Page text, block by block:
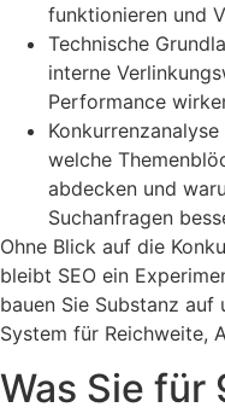
funktionieren und
Technische
interne
Performance
welche
abdecken und
Suchanfragen
Ohne Blick auf die
bleibt SEO ein
bauen Sie Substanz auf
System für Reichweite,
Was Sie für